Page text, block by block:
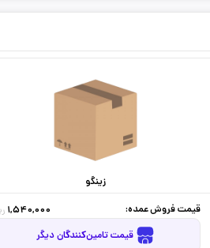
زینگو
قیمت فروش عمده:
1,540,000
قیمت تامین‌کنندگان دیگر